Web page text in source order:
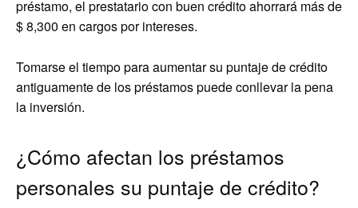
préstamo, el prestatario con buen crédito ahorrará más de
$ 8,300 en cargos por intereses.
Tomarse el tiempo para aumentar su puntaje de crédito
antiguamente de los préstamos puede conllevar la pena
la inversión.
¿Cómo afectan los préstamos
personales su puntaje de crédito?